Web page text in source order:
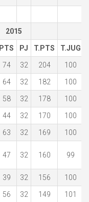
2015
PTS PJ T.PTS T.JUG
74 32 204 100
64 32 182 100
58 32 178 100
44 32 170 100
63 32 169 100
47 32 160 99
39 32 156 100
56 32 149 101